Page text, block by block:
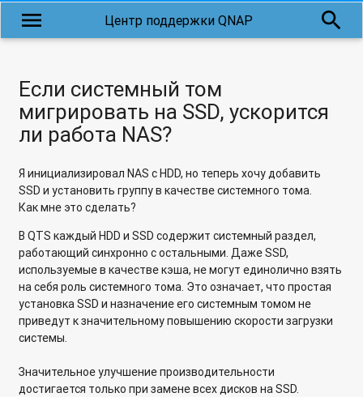
menu
Transmit: доступ к структуре файлов и каталогов QNAP по
протоколу SFTP с компьютера под управлением Mac OS X
формате DTS и AC3
Как изменить или сбросить пароль администратора
MySQL?
Каким образом выполнить копию базы данных сайта,
размещенного на сетевом хранилище QNAP?
Как импортировать образ виртуальной машины VirtualBox
в Virtualization Station?
WordPress: установка и запуск приложения на QNAP Turbo
NAS
Использование клиента SPICE для подключения к гостевой
ОС Virtualization Station
сетевое хранилище QNAP
Центр поддержки QNAP search
Если системный том
мигрировать на SSD, ускорится
ли работа NAS?
Я инициализировал NAS с HDD, но теперь хочу добавить
SSD и установить группу в качестве системного тома.
Как мне это сделать?
В QTS каждый HDD и SSD содержит системный раздел,
работающий синхронно с остальными. Даже SSD,
используемые в качестве кэша, не могут единолично взять
на себя роль системного тома. Это означает, что простая
установка SSD и назначение его системным томом не
приведут к значительному повышению скорости загрузки
системы.
Значительное улучшение производительности
достигается только при замене всех дисков на SSD.